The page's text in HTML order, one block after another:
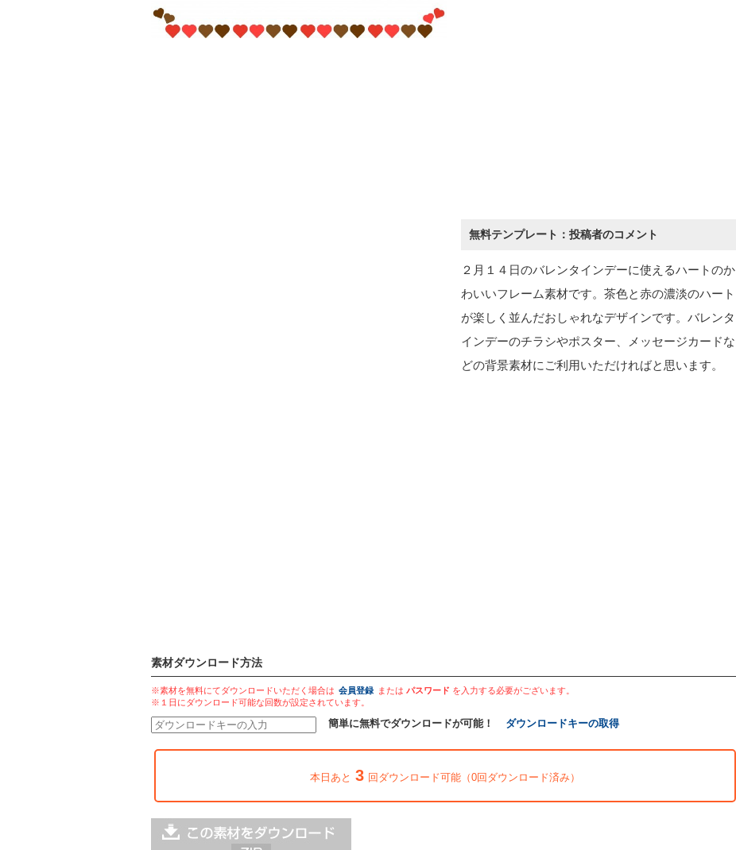
無料テンプレート：投稿者のコメント
２月１４日のバレンタインデーに使えるハートのか
わいいフレーム素材です。茶色と赤の濃淡のハート
が楽しく並んだおしゃれなデザインです。バレンタ
インデーのチラシやポスター、メッセージカードな
どの背景素材にご利用いただければと思います。
素材ダウンロード方法
※素材を無料にてダウンロードいただく場合は 会員登録 または パスワード を入力する必要がございます。
※１日にダウンロード可能な回数が設定されています。
簡単に無料でダウンロードが可能！ ダウンロードキーの取得
本日あと 3 回ダウンロード可能（0回ダウンロード済み）